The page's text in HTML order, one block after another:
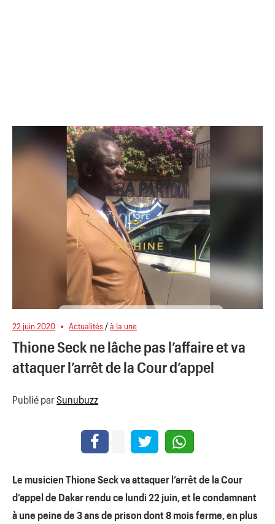
22 juin 2020 Actualités /à la une
Thione Seck ne lâche pas l’affaire et va
attaquer l’arrêt de la Cour d’appel
Publié par Sunubuzz
Le musicien Thione Seck va attaquer l’arrêt de la Cour
d’appel de Dakar rendu ce lundi 22 juin, et le condamnant
à une peine de 3 ans de prison dont 8 mois ferme, en plus